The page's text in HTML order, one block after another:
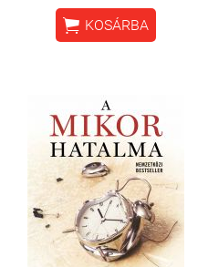
 KOSÁRBA